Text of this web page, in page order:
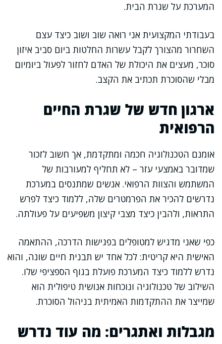
המערכת על שגרת הבית.
בעבודתי המקצועית אני רואה שוב ושוב כיצד עצם
השחרור מהצורך לקבל עשרות החלטות ביום סביב איזון
סוכר, מעצים את היכולת של האדם לחזור לפעול ביומיום
מבלי שהסוכרת תכתיב את הקצב.
ארגון חדש של שגרת החיים
הרפואית
אומנם הטכנולוגיה חכמה ומתקדמת, אך חשוב לזכור
שמדובר באמצעי עזר – לא תחליף למעורבות של
המשתמש והצוות הרפואי. אנשים שמתנסים במערכת
נדרשים להכיר את הפרמטרים שלה, ללמוד כיצד לפרש
התראות, ולהבין כיצד מצבי קיצון משפיעים על פעולתה.
כפי שאני מדגיש למטופלים בפגישות הדרכה, ההתאמה
האישית היא קריטית: לכל אחד יש תבנית חיים שונה, והוא
נדרש ללמוד כיצד המערכת פועלת בגוף הספציפי שלו.
השילוב של טכנולוגיה ונוכחות אנושית טיפולית הוא
שמייצר את ההתקדמות האמיתית בניהול הסוכרת.
מגבלות ואתגרים: מה עוד נדרש